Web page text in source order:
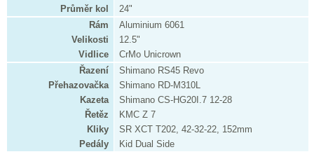
Průměr kol
24"
Rám
Aluminium 6061
Velikosti
12.5"
Vidlice
CrMo Unicrown
Řazení
Shimano RS45 Revo
Přehazovačka
Shimano RD-M310L
Kazeta
Shimano CS-HG20I.7 12-28
Řetěz
KMC Z 7
Kliky
SR XCT T202, 42-32-22, 152mm
Pedály
Kid Dual Side